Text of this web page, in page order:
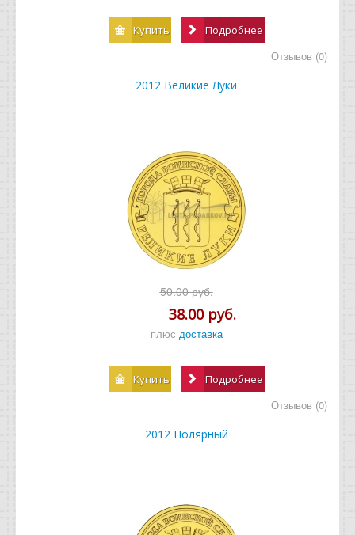
Купить Подробнее
Отзывов (0)
2012 Великие Луки
50.00 руб.
38.00 руб.
плюс доставка
Купить Подробнее
Отзывов (0)
2012 Полярный